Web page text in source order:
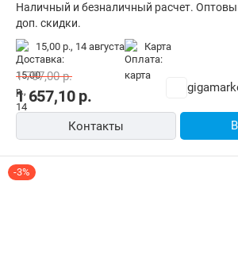
Наличный и безналичный расчет.
доп. скидки.
15,00 р., 14 августа карта
1 657,10р.
1 707,00р.
Контакты
-3%